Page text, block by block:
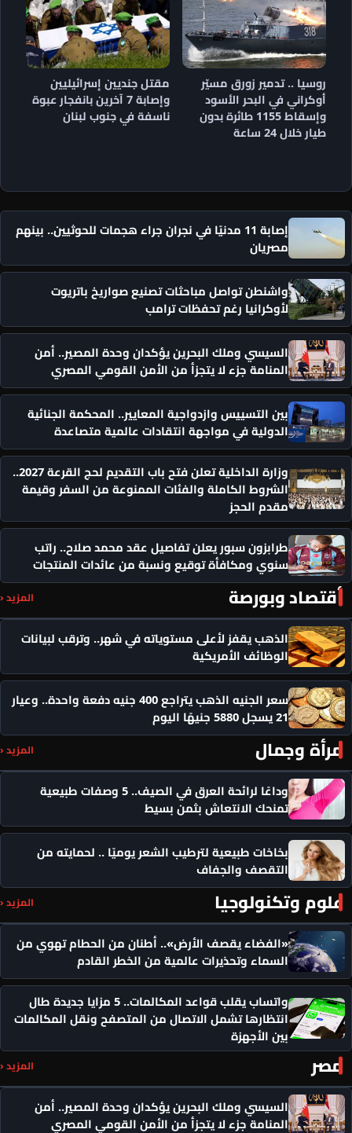
روسيا .. تدمير زورق مسيّر
أوكراني في البحر الأسود
وإسقاط 1155 طائرة بدون
طيار خلال 24 ساعة
مقتل جنديين إسرائيليين
وإصابة 7 آخرين بانفجار عبوة
ناسفة في جنوب لبنان
إصابة 11 مدنيًا في نجران جراء هجمات للحوثيين.. بينهم
مصريان
واشنطن تواصل مباحثات تصنيع صواريخ باتريوت
لأوكرانيا رغم تحفظات ترامب
السيسي وملك البحرين يؤكدان وحدة المصير.. أمن
المنامة جزء لا يتجزأ من الأمن القومي المصري
بين التسييس وازدواجية المعايير.. المحكمة الجنائية
الدولية في مواجهة انتقادات عالمية متصاعدة
وزارة الداخلية تعلن فتح باب التقديم لحج القرعة 2027..
الشروط الكاملة والفئات الممنوعة من السفر وقيمة
مقدم الحجز
طرابزون سبور يعلن تفاصيل عقد محمد صلاح.. راتب
سنوي ومكافأة توقيع ونسبة من عائدات المنتجات
أقتصاد وبورصة المزيد ‹
الذهب يقفز لأعلى مستوياته في شهر.. وترقب لبيانات
الوظائف الأمريكية
سعر الجنيه الذهب يتراجع 400 جنيه دفعة واحدة.. وعيار
21 يسجل 5880 جنيهًا اليوم
مرأة وجمال المزيد ‹
وداعًا لرائحة العرق في الصيف.. 5 وصفات طبيعية
تمنحك الانتعاش بثمن بسيط
بخاخات طبيعية لترطيب الشعر يوميًا .. لحمايته من
التقصف والجفاف
علوم وتكنولوجيا المزيد ‹
«الفضاء يقصف الأرض».. أطنان من الحطام تهوي من
السماء وتحذيرات عالمية من الخطر القادم
واتساب يقلب قواعد المكالمات.. 5 مزايا جديدة طال
انتظارها تشمل الاتصال من المتصفح ونقل المكالمات
بين الأجهزة
مصر المزيد ‹
السيسي وملك البحرين يؤكدان وحدة المصير.. أمن
المنامة جزء لا يتجزأ من الأمن القومي المصري